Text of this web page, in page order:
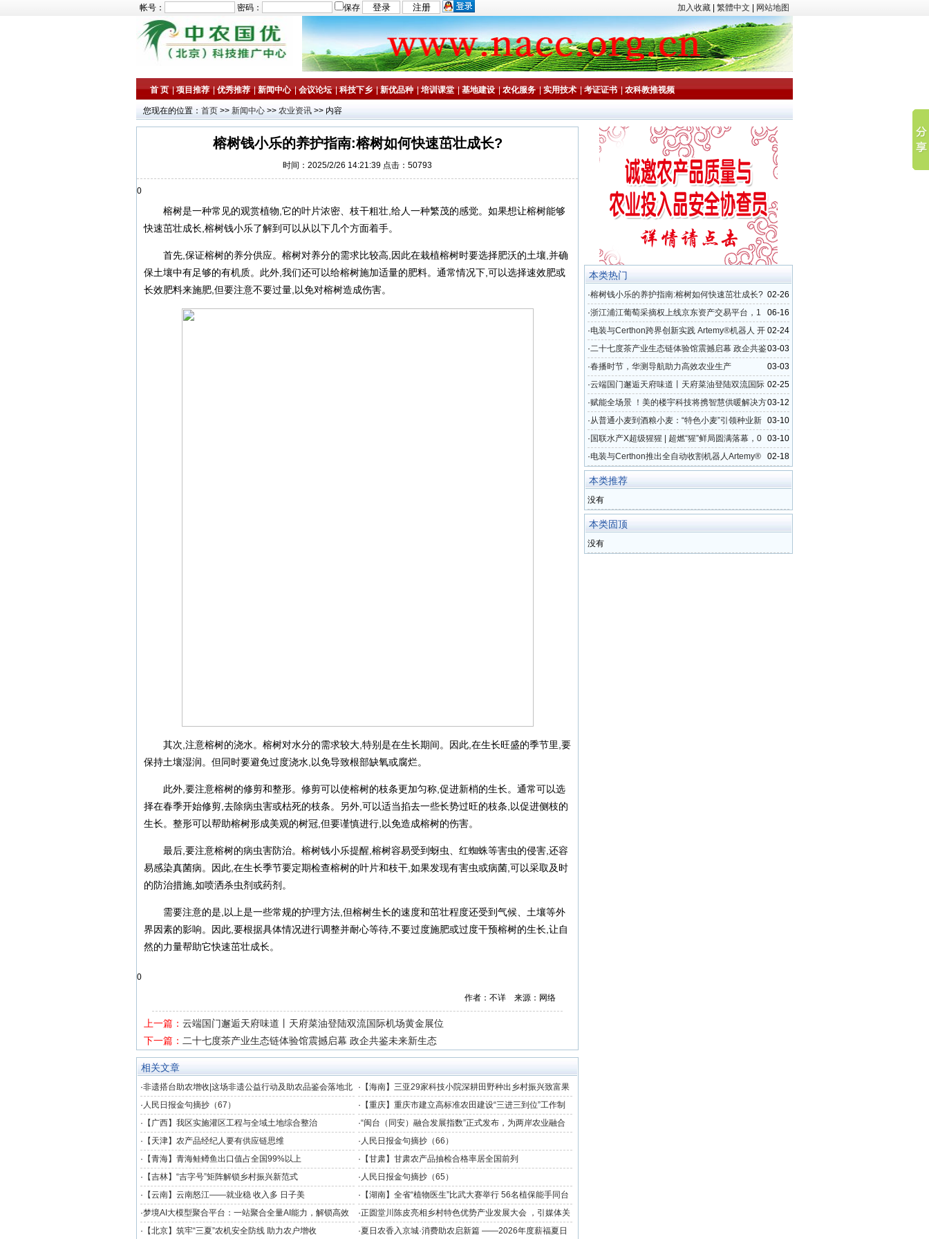
帐号： 密码： 保存 加入收藏 繁體中文 网站地图
首 页 |项目推荐 |优秀推荐 |新闻中心 |会议论坛 |科技下乡 |新优品种 |培训课堂 |基地建设 |农化服务 |实用技术 |考证证书 |农科教推视频
您现在的位置： 首页 >> 新闻中心 >> 农业资讯 >> 内容
榕树钱小乐的养护指南:榕树如何快速茁壮成长?
时间：2025/2/26 14:21:39 点击：50793
0
榕树是一种常见的观赏植物,它的叶片浓密、枝干粗壮,给人一种繁茂的感觉。如果想让榕树能够
快速茁壮成长,榕树钱小乐了解到可以从以下几个方面着手。
首先,保证榕树的养分供应。榕树对养分的需求比较高,因此在栽植榕树时要选择肥沃的土壤,并确
保土壤中有足够的有机质。此外,我们还可以给榕树施加适量的肥料。通常情况下,可以选择速效肥或
长效肥料来施肥,但要注意不要过量,以免对榕树造成伤害。
其次,注意榕树的浇水。榕树对水分的需求较大,特别是在生长期间。因此,在生长旺盛的季节里,要
保持土壤湿润。但同时要避免过度浇水,以免导致根部缺氧或腐烂。
此外,要注意榕树的修剪和整形。修剪可以使榕树的枝条更加匀称,促进新梢的生长。通常可以选
择在春季开始修剪,去除病虫害或枯死的枝条。另外,可以适当掐去一些长势过旺的枝条,以促进侧枝的
生长。整形可以帮助榕树形成美观的树冠,但要谨慎进行,以免造成榕树的伤害。
最后,要注意榕树的病虫害防治。榕树钱小乐提醒,榕树容易受到蚜虫、红蜘蛛等害虫的侵害,还容
易感染真菌病。因此,在生长季节要定期检查榕树的叶片和枝干,如果发现有害虫或病菌,可以采取及时
的防治措施,如喷洒杀虫剂或药剂。
需要注意的是,以上是一些常规的护理方法,但榕树生长的速度和茁壮程度还受到气候、土壤等外
界因素的影响。因此,要根据具体情况进行调整并耐心等待,不要过度施肥或过度干预榕树的生长,让自
然的力量帮助它快速茁壮成长。
0
作者：不详 来源：网络
上一篇： 云端国门邂逅天府味道丨天府菜油登陆双流国际机场黄金展位
下一篇： 二十七度茶产业生态链体验馆震撼启幕 政企共鉴未来新生态
相关文章
·非遗搭台助农增收|这场非遗公益行动及助农品鉴会落地北
京
· 【海南】三亚29家科技小院深耕田野种出乡村振兴致富果
· 人民日报金句摘抄（67） · 【重庆】重庆市建立高标准农田建设“三进三到位”工作制
度
· 【广西】我区实施灌区工程与全域土地综合整治 ·“闽台（同安）融合发展指数”正式发布，为两岸农业融合
发展提供数据支撑
· 【天津】农产品经纪人要有供应链思维 · 人民日报金句摘抄（66）
· 【青海】青海鲑鳟鱼出口值占全国99%以上 · 【甘肃】甘肃农产品抽检合格率居全国前列
· 【吉林】“吉字号”矩阵解锁乡村振兴新范式 · 人民日报金句摘抄（65）
· 【云南】云南怒江——就业稳 收入多 日子美 · 【湖南】全省“植物医生”比武大赛举行 56名植保能手同台
竞技
·梦境AI大模型聚合平台：一站聚合全量AI能力，解锁高效
创作新境界
·正圆堂川陈皮亮相乡村特色优势产业发展大会 ，引媒体关
注获群众点赞
· 【北京】筑牢“三夏”农机安全防线 助力农户增收 ·夏日农香入京城·消费助农启新篇 ——2026年度薪福夏日
本类热门
02-26
·榕树钱小乐的养护指南:榕树如何快速茁壮成长?
06-16
·浙江浦江葡萄采摘权上线京东资产交易平台，1
元起拍打造电商助农新模式
02-24
·电装与Certhon跨界创新实践 Artemy®机器人 开
启农业工厂化时代
03-03
·二十七度茶产业生态链体验馆震撼启幕 政企共鉴
未来新生态
03-03
·春播时节，华测导航助力高效农业生产
02-25
·云端国门邂逅天府味道丨天府菜油登陆双流国际
机场黄金展位
03-12
·赋能全场景 ！美的楼宇科技将携智慧供暖解决方
案亮相2025中国热泵展
03-10
·从普通小麦到酒粮小麦：“特色小麦”引领种业新
变革
03-10
· 国联水产X超级猩猩 | 超燃“猩”鲜局圆满落幕，0
添加虾仁解锁轻食健身新体验
02-18
·电装与Certhon推出全自动收割机器人Artemy®
助力农业可持续发展
本类推荐
没有
本类固顶
没有